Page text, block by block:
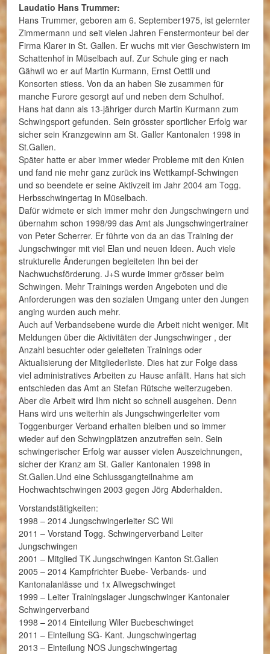
Laudatio Hans Trummer:
Hans Trummer, geboren am 6. September1975, ist gelernter
Zimmermann und seit vielen Jahren Fenstermonteur bei der
Firma Klarer in St. Gallen. Er wuchs mit vier Geschwistern im
Schattenhof in Müselbach auf. Zur Schule ging er nach
Gähwil wo er auf Martin Kurmann, Ernst Oettli und
Konsorten stiess. Von da an haben Sie zusammen für
manche Furore gesorgt auf und neben dem Schulhof.
Hans hat dann als 13-jähriger durch Martin Kurmann zum
Schwingsport gefunden. Sein grösster sportlicher Erfolg war
sicher sein Kranzgewinn am St. Galler Kantonalen 1998 in
St.Gallen.
Später hatte er aber immer wieder Probleme mit den Knien
und fand nie mehr ganz zurück ins Wettkampf-Schwingen
und so beendete er seine Aktivzeit im Jahr 2004 am Togg.
Herbsschwingertag in Müselbach.
Dafür widmete er sich immer mehr den Jungschwingern und
übernahm schon 1998/99 das Amt als Jungschwingertrainer
von Peter Scherrer. Er führte von da an das Training der
Jungschwinger mit viel Elan und neuen Ideen. Auch viele
strukturelle Änderungen begleiteten Ihn bei der
Nachwuchsförderung. J+S wurde immer grösser beim
Schwingen. Mehr Trainings werden Angeboten und die
Anforderungen was den sozialen Umgang unter den Jungen
anging wurden auch mehr.
Auch auf Verbandsebene wurde die Arbeit nicht weniger. Mit
Meldungen über die Aktivitäten der Jungschwinger , der
Anzahl besuchter oder geleiteten Trainings oder
Aktualisierung der Mitgliederliste. Dies hat zur Folge dass
viel administratives Arbeiten zu Hause anfällt. Hans hat sich
entschieden das Amt an Stefan Rütsche weiterzugeben.
Aber die Arbeit wird Ihm nicht so schnell ausgehen. Denn
Hans wird uns weiterhin als Jungschwingerleiter vom
Toggenburger Verband erhalten bleiben und so immer
wieder auf den Schwingplätzen anzutreffen sein. Sein
schwingerischer Erfolg war ausser vielen Auszeichnungen,
sicher der Kranz am St. Galler Kantonalen 1998 in
St.Gallen.Und eine Schlussgangteilnahme am
Hochwachtschwingen 2003 gegen Jörg Abderhalden.
Vorstandstätigkeiten:
1998 – 2014 Jungschwingerleiter SC Wil
2011 – Vorstand Togg. Schwingerverband Leiter
Jungschwingen
2001 – Mitglied TK Jungschwingen Kanton St.Gallen
2005 – 2014 Kampfrichter Buebe- Verbands- und
Kantonalanlässe und 1x Allwegschwinget
1999 – Leiter Trainingslager Jungschwinger Kantonaler
Schwingerverband
1998 – 2014 Einteilung Wiler Buebeschwinget
2011 – Einteilung SG- Kant. Jungschwingertag
2013 – Einteilung NOS Jungschwingertag